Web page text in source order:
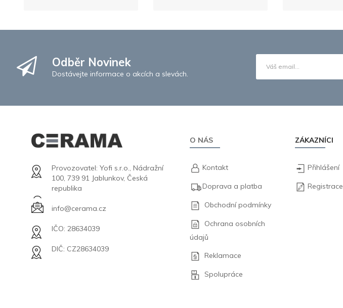
Odběr Novinek
Dostávejte informace o akcích a slevách.
Provozovatel: Yofi s.r.o., Nádražní
100, 739 91 Jablunkov, Česká
republika
info@cerama.cz
IČO: 28634039
DIČ: CZ28634039
O NÁS
Kontakt
Doprava a platba
Obchodní podmínky
Ochrana osobních
údajů
Reklamace
Spolupráce
ZÁKAZNÍCI
Přihlášení
Registrace